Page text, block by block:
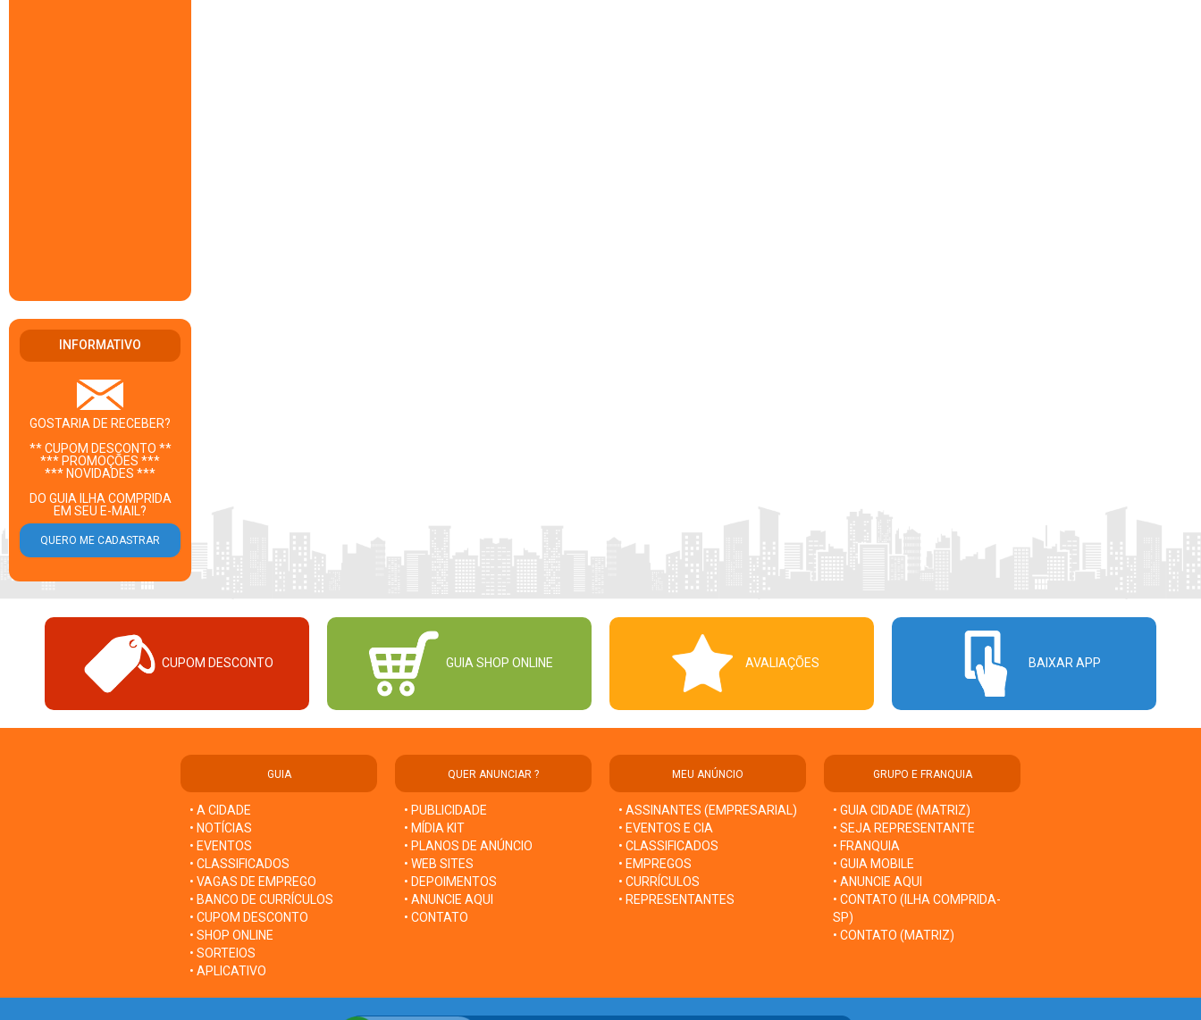
INFORMATIVO
GOSTARIA DE RECEBER?
** CUPOM DESCONTO **
*** PROMOÇÕES ***
*** NOVIDADES ***
DO GUIA ILHA COMPRIDA
EM SEU E-MAIL?
CUPOM DESCONTO GUIA SHOP ONLINE AVALIAÇÕES BAIXAR APP
GUIA
• A CIDADE
• NOTÍCIAS
• EVENTOS
• CLASSIFICADOS
• VAGAS DE EMPREGO
• BANCO DE CURRÍCULOS
• CUPOM DESCONTO
• SHOP ONLINE
• SORTEIOS
• APLICATIVO
QUER ANUNCIAR ?
• PUBLICIDADE
• MÍDIA KIT
• PLANOS DE ANÚNCIO
• WEB SITES
• DEPOIMENTOS
• ANUNCIE AQUI
• CONTATO
MEU ANÚNCIO
• ASSINANTES (EMPRESARIAL)
• EVENTOS E CIA
• CLASSIFICADOS
• EMPREGOS
• CURRÍCULOS
• REPRESENTANTES
GRUPO E FRANQUIA
• GUIA CIDADE (MATRIZ)
• SEJA REPRESENTANTE
• FRANQUIA
• GUIA MOBILE
• ANUNCIE AQUI
• CONTATO (ILHA COMPRIDA-
SP)
• CONTATO (MATRIZ)